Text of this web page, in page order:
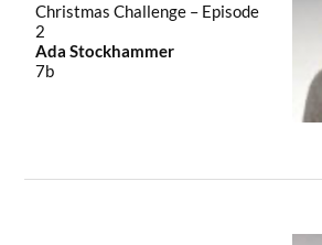
Christmas Challenge – Episode
2
Ada Stockhammer
7b